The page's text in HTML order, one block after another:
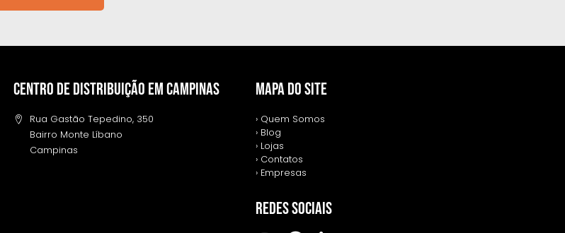
Centro de distribuição em campinas
Rua Gastão Tepedino, 350
Bairro Monte Líbano
Campinas
MAPA DO SITE
› Quem Somos
› Blog
› Lojas
› Contatos
› Empresas
REDES SOCIAIS